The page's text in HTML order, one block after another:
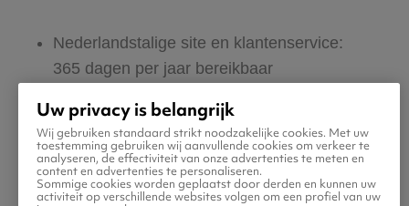
Nederlandstalige site en klantenservice:
365 dagen per jaar bereikbaar
Zeker van veilig boeken en betalen
Boek ook direct een hotel of huurauto voor
in Eindhoven
Uw privacy is belangrijk
Wij gebruiken standaard strikt noodzakelijke cookies. Met uw
toestemming gebruiken wij aanvullende cookies om verkeer te
analyseren, de effectiviteit van onze advertenties te meten en
content en advertenties te personaliseren.
Sommige cookies worden geplaatst door derden en kunnen uw
activiteit op verschillende websites volgen om een profiel van uw